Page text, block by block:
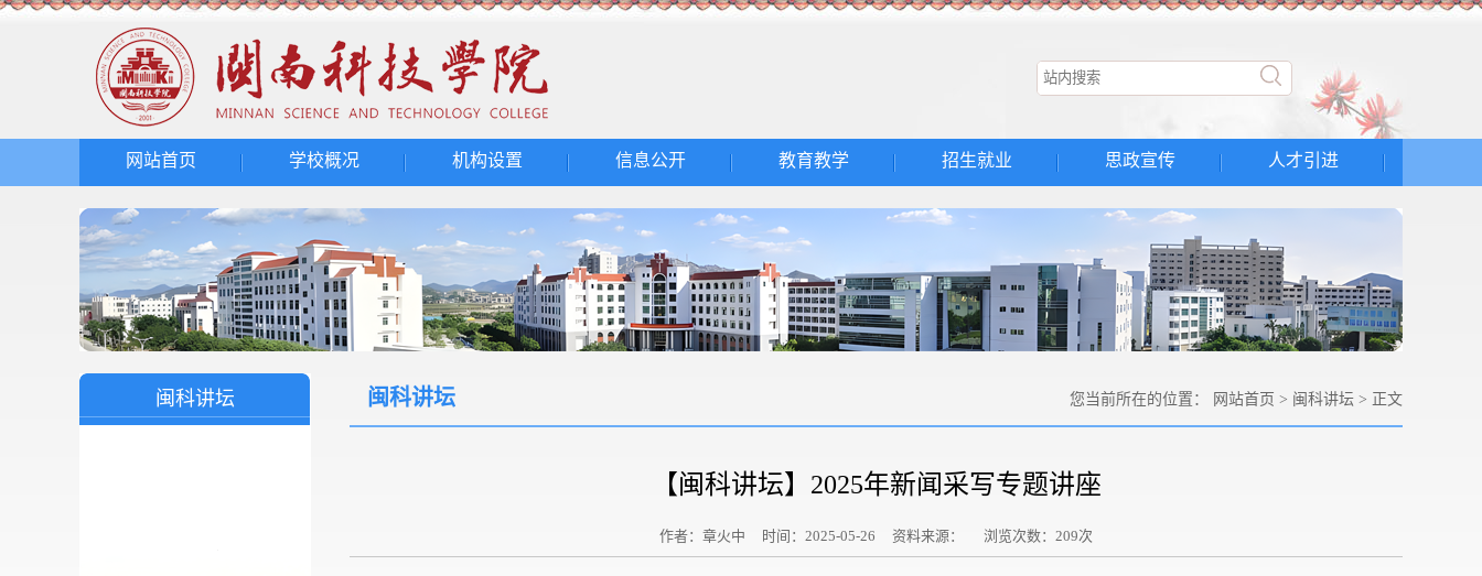
网站首页 学校概况 机构设置 信息公开 教育教学 招生就业 思政宣传 人才引进
闽科讲坛 闽科讲坛 您当前所在的位置： 网站首页 > 闽科讲坛 > 正文
【闽科讲坛】2025年新闻采写专题讲座
作者：章火中 时间：2025-05-26 资料来源： 浏览次数： 209次